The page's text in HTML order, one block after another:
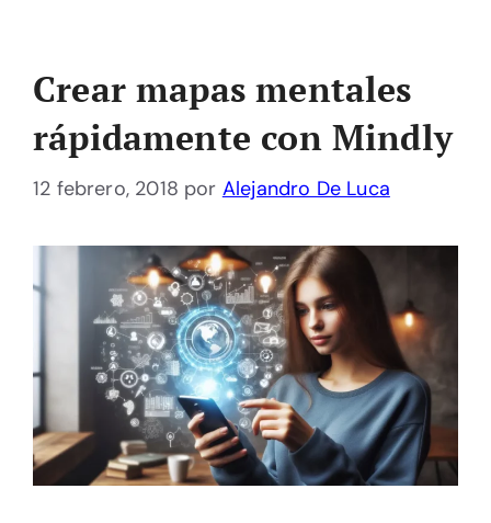
Crear mapas mentales
rápidamente con Mindly
12 febrero, 2018 por Alejandro De Luca